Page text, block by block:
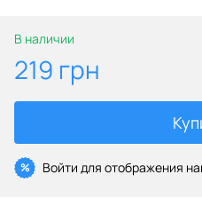
В наличии
219 грн
% Войти для отображения